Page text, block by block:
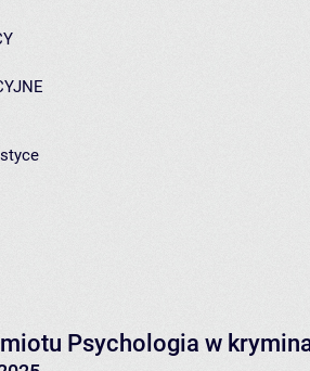
Psychologia w